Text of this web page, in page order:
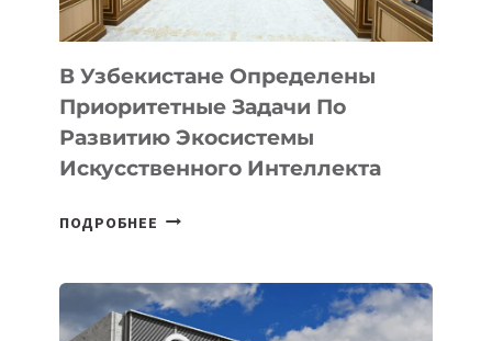
В Узбекистане Определены
Приоритетные Задачи По
Развитию Экосистемы
Искусственного Интеллекта
ПОДРОБНЕЕ
ПРИОРИТЕТНЫЕ
ЗАДАЧИ